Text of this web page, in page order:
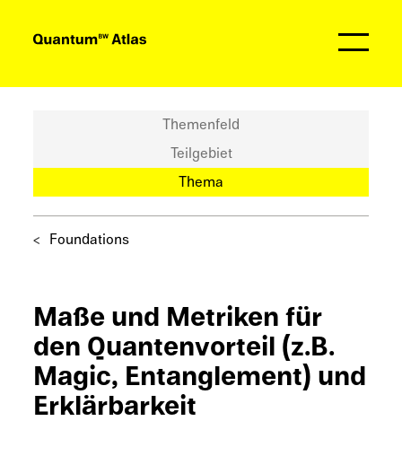
Themenfeld
Teilgebiet
Thema
Founda­ti­ons
Maße und Metri­ken für
den Quanten­vor­teil (z.B.
Magic, Entan­gle­ment) und
Erklärbarkeit